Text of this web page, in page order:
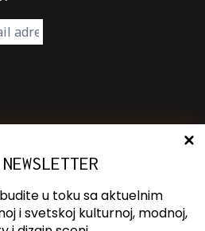
u toku sa aktuelnim
i svetskoj kulturnoj, modnoj,